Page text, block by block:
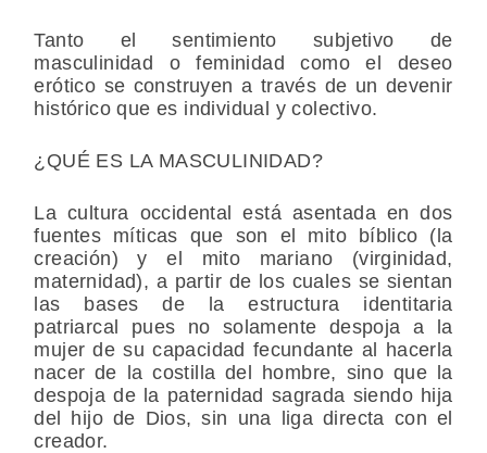
Tanto el sentimiento subjetivo de
masculinidad o feminidad como el deseo
erótico se construyen a través de un devenir
histórico que es individual y colectivo.
¿QUÉ ES LA MASCULINIDAD?
La cultura occidental está asentada en dos
fuentes míticas que son el mito bíblico (la
creación)
y el mito mariano (virginidad,
maternidad), a partir de los cuales se sientan
las bases de la estructura identitaria
patriarcal pues no solamente despoja a la
mujer de su capacidad fecundante al hacerla
nacer de la costilla del hombre, sino que la
despoja de la paternidad sagrada siendo hija
del hijo de Dios, sin una liga directa con el
creador.